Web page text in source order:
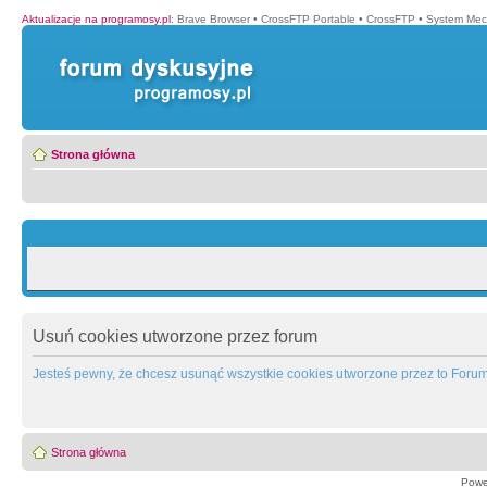
Aktualizacje na programosy.pl: Brave Browser • CrossFTP Portable • CrossFTP • System
Strona główna
Usuń cookies utworzone przez forum
Jesteś pewny, że chcesz usunąć wszystkie cookies utworzone przez to
Strona główna